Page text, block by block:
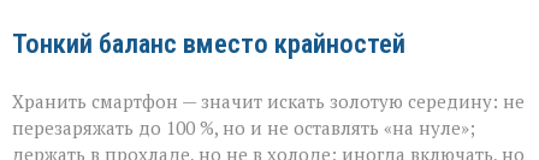
Тонкий баланс вместо крайностей
Хранить смартфон — значит искать золотую середину: не
перезаряжать до 100 %, но и не оставлять «на нуле»;
держать в прохладе, но не в холоде; иногда включать, но